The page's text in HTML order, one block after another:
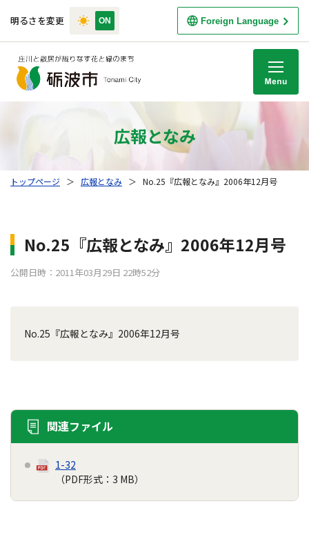
明るさを変更 Foreign Language
広報となみ
トップページ ＞ 広報となみ ＞ No.25『広報となみ』2006年12月号
No.25『広報となみ』2006年12月号
公開日時：2011年03月29日 22時52分
No.25『広報となみ』2006年12月号
関連ファイル
1-32
（PDF形式：3 MB）